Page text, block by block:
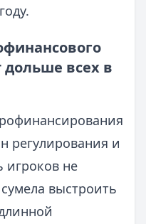
дольше всех в
регулирования и
игроков не
выстроить